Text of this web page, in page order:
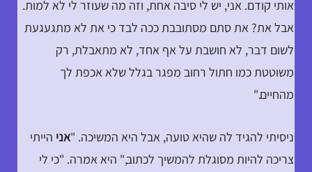
אותי קודם. אני, יש לי סיבה אחת, וזה מה שעוזר לי לא למות.
אבל את? את סתם מסתובבת ככה לבד כי את לא מתגעגעת
לשום דבר, לא חושבת על אף אחד, לא מתאבלת, רק
משוטטת כמו חתול רחוב מפגר בגלל שלא אכפת לך
מהחיים."
ניסיתי להגיד לה שהיא טועה, אבל היא המשיכה. "אני הייתי
צריכה להיות מסוגלת להמשיך לכתוב," היא אמרה. "כי לי